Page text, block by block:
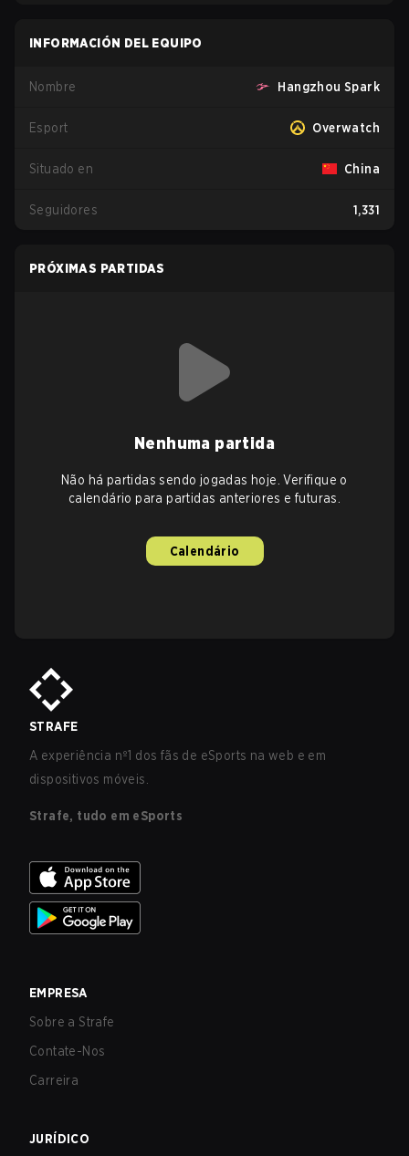
INFORMACIÓN DEL EQUIPO
Nombre Hangzhou Spark
Esport Overwatch
Situado en China
Seguidores 1,331
PRÓXIMAS PARTIDAS
Nenhuma partida
Não há partidas sendo jogadas hoje. Verifique o
calendário para partidas anteriores e futuras.
Calendário
STRAFE
A experiência nº1 dos fãs de eSports na web e em
dispositivos móveis.
Strafe, tudo em eSports
EMPRESA
Sobre a Strafe
Contate-Nos
Carreira
JURÍDICO